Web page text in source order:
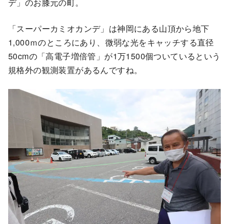
「スーパーカミオカンデ」は神岡にある山頂から地下
1,000ｍのところにあり、微弱な光をキャッチする直径
50cmの「高電子増倍管」が1万1500個ついているという
規格外の観測装置があるんですね。